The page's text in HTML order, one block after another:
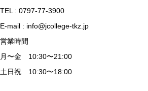
TEL : 0797-77-3900
E-mail : info@jcollege-tkz.jp
営業時間
月〜金 10:30〜21:00
土日祝 10:30〜18:00